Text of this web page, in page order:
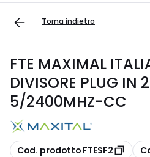
Torna indietro
FTE MAXIMAL
DIVISORE PLUG IN
5/2400MHZ-CC
copia
Cod. prodotto FTESF2